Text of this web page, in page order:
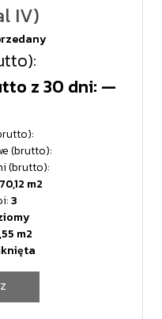
IV)
z 30 dni: —
(brutto):
(brutto):
70,12
3